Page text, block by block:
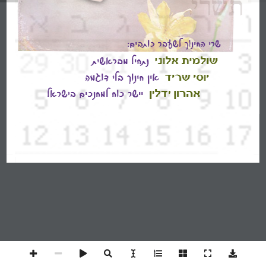
שרי החינוך לשעבר כותבים:
נתחיל מבראשית שולמית אלוני
אין חינוך בלי דוגמה יוסי שריד
יישר כוח למחנכים בישראל אהרון ידלין